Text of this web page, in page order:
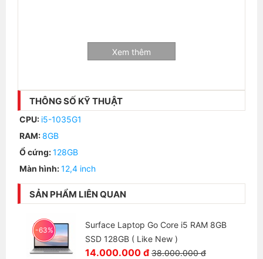
Xem thêm
THÔNG SỐ KỸ THUẬT
CPU: i5-1035G1
RAM:8GB
Ổ cứng:128GB
Màn hình:12,4 inch
SẢN PHẨM LIÊN QUAN
-63%
Surface Laptop Go Core i5 RAM 8GB
SSD 128GB ( Like New )
14.000.000 đ 38.000.000 đ